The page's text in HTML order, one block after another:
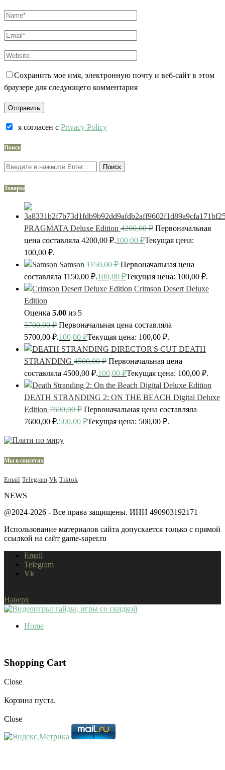
Сохранить мое имя, электронную почту и веб-сайт в этом
браузере для следующего комментария
я согласен c Privacy Policy
Поиск
Поиск
Товары
PRAGMATA Deluxe Edition 4200,00₽ Первоначальная
цена составляла 4200,00 ₽.100,00 ₽Текущая цена:
100,00 ₽.
Samson 1150,00₽ Первоначальная цена
составляла 1150,00 ₽.100,00 ₽Текущая цена: 100,00 ₽.
Crimson Desert Deluxe
Edition
Оценка 5.00 из 5
5700,00₽ Первоначальная цена составляла
5700,00 ₽.100,00 ₽Текущая цена: 100,00 ₽.
DEATH
STRANDING 4500,00₽ Первоначальная цена
составляла 4500,00 ₽.100,00 ₽Текущая цена: 100,00 ₽.
DEATH STRANDING 2: ON THE BEACH Digital Deluxe
Edition 7600,00₽ Первоначальная цена составляла
7600,00 ₽.500,00 ₽Текущая цена: 500,00 ₽.
Мы в соцсетях
Email Telegram Vk Tiktok
NEWS
@2024-2026 - Все права защищены. ИНН 490903192171
Использование материалов сайта допускается только с прямой
ссылкой на сайт game-super.ru
Email
Telegram
Vk
Наверх
Home
Shopping Cart
Close
Корзина пуста.
Close